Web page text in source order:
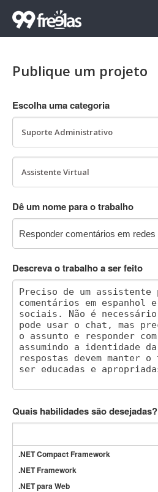
Publique um projeto
Escolha uma categoria
Dê um nome para o trabalho
Descreva o trabalho a ser feito
Quais habilidades são desejadas?
.NET Compact Framework
.NET Framework
.NET para Web